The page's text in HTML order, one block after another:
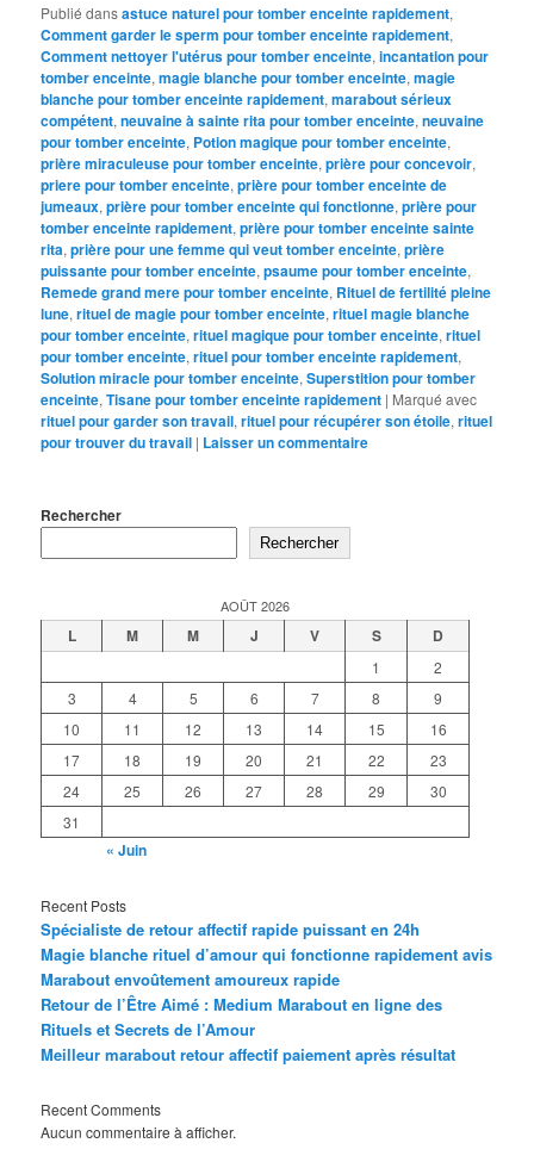
Publié dansastuce naturel pour tomber enceinte rapidement,
Comment garder le sperm pour tomber enceinte rapidement,
Comment nettoyer l'utérus pour tomber enceinte,incantation pour
tomber enceinte,magie blanche pour tomber enceinte,magie
blanche pour tomber enceinte rapidement,marabout sérieux
compétent,neuvaine à sainte rita pour tomber enceinte,neuvaine
pour tomber enceinte, Potion magique pour tomber enceinte,
prière miraculeuse pour tomber enceinte,prière pour concevoir,
priere pour tomber enceinte,prière pour tomber enceinte de
jumeaux,prière pour tomber enceinte qui fonctionne,prière pour
tomber enceinte rapidement,prière pour tomber enceinte sainte
rita,prière pour une femme qui veut tomber enceinte,prière
puissante pour tomber enceinte,psaume pour tomber enceinte,
Remede grand mere pour tomber enceinte, Rituel de fertilité pleine
lune,rituel de magie pour tomber enceinte,rituel magie blanche
pour tomber enceinte,rituel magique pour tomber enceinte,rituel
pour tomber enceinte,rituel pour tomber enceinte rapidement,
Solution miracle pour tomber enceinte,Superstition pour tomber
enceinte,Tisane pour tomber enceinte rapidement | Marqué avec
rituel pour garder son travail,rituel pour récupérer son étoile,rituel
pour trouver du travail | Laisser un commentaire
Rechercher
Rechercher
AOÛT 2026
L M M J V S D
1
2
3
4 5 6 7 8
9
10
11 12 13 14 15
16
17
18 19 20 21 22
23
24
25 26 27 28 29
30
31
« Juin
Recent Posts
Spécialiste de retour affectif rapide puissant en 24h
Magie blanche rituel d’amour qui fonctionne rapidement avis
Marabout envoûtement amoureux rapide
Retour de l’Être Aimé : Medium Marabout en ligne des
Rituels et Secrets de l’Amour
Meilleur marabout retour affectif paiement après résultat
Recent Comments
Aucun commentaire à afficher.